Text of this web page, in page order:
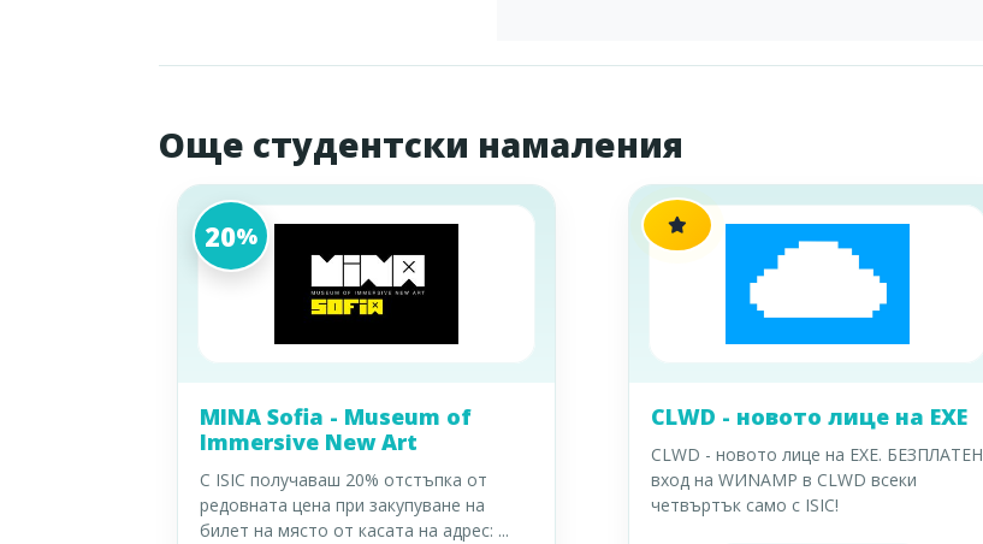
Още студентски намаления
20%
MINA Sofia - Museum of
Immersive New Art
С ISIC получаваш 20% отстъпка от
редовната цена при закупуване на
билет на място от касата на адрес: ...
CLWD - новото лице на EXE
CLWD - новото лице на EXE. БЕЗПЛАТЕН
вход на WИNAMP в CLWD всеки
четвъртък само с ISIC!